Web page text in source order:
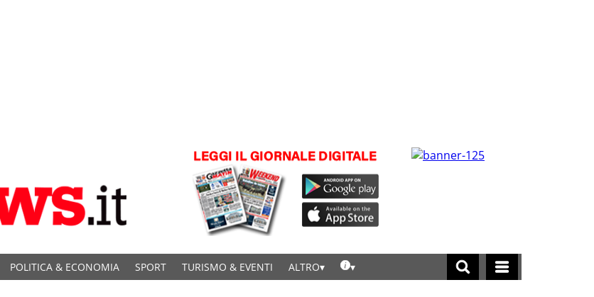
POLITICA & ECONOMIA SPORT TURISMO & EVENTI ALTRO